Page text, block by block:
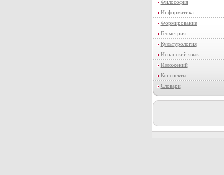
Философия
Информатика
Формирование
Геометрия
Культурология
Испанский язык
Изложений
Конспекты
Словари